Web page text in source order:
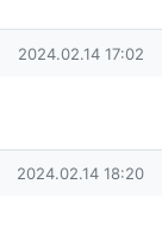
작성일
2024.02.14 17:02
작성일
2024.02.14 18:20